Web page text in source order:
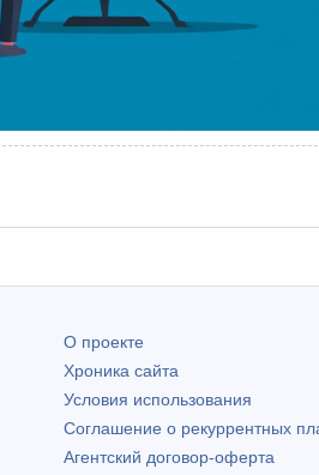
О проекте
Хроника сайта
Условия использования
Соглашение о рекуррентных
Агентский договор-оферта